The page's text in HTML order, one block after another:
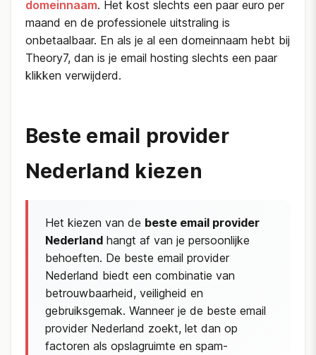
domeinnaam. Het kost slechts een paar euro per
maand en de professionele uitstraling is
onbetaalbaar. En als je al een domeinnaam hebt bij
Theory7, dan is je email hosting slechts een paar
klikken verwijderd.
Beste email provider
Nederland kiezen
Het kiezen van de beste email provider
Nederland hangt af van je persoonlijke
behoeften. De beste email provider
Nederland biedt een combinatie van
betrouwbaarheid, veiligheid en
gebruiksgemak. Wanneer je de beste email
provider Nederland zoekt, let dan op
factoren als opslagruimte en spam-